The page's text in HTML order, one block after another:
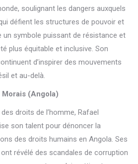
soulignant les dangers auxquels
défient les structures de pouvoir et
un symbole puissant de résistance et
plus équitable et inclusive. Son
d’inspirer des mouvements
et au-delà.
Morais (Angola)
droits de l’homme, Rafael
son talent pour dénoncer la
des droits humains en Angola. Ses
révélé des scandales de corruption